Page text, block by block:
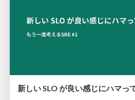
新しい SLO が良い感じにハマっ